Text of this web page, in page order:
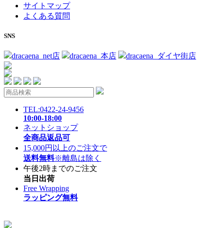
サイトマップ
よくある質問
SNS
dracaena_net店 dracaena_本店 dracaena_ダイヤ街店
TEL:0422-24-9456
10:00-18:00
ネットショップ
全商品返品可
15,000円以上のご注文で
送料無料※離島は除く
午後2時までのご注文
当日出荷
Free Wrapping
ラッピング無料